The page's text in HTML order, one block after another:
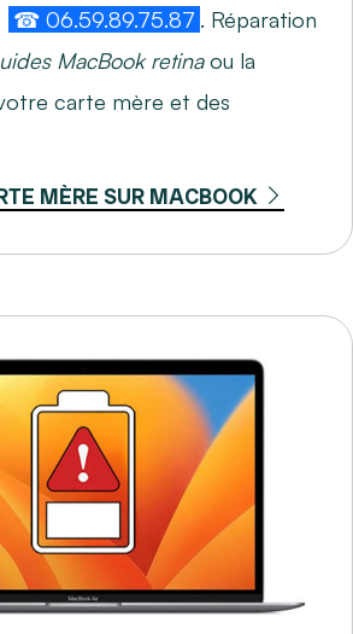
☎ 06.59.89.75.87 . Réparation
MacBook retinaou la
carte mère et des
MÈRE SUR MACBOOK